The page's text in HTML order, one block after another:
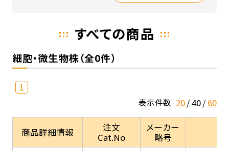
すべての商品
細胞・微生物株（全0件）
1
表示件数 20 40 60
商品詳細情報
注文
Cat.No
メーカー
略号